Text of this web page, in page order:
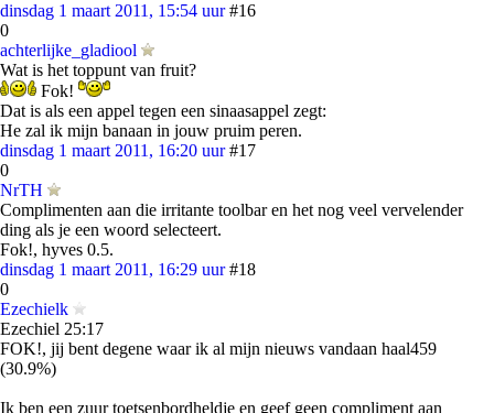
dinsdag 1 maart 2011, 15:54 uur #16
0
achterlijke_gladiool
Wat is het toppunt van fruit?
Fok!
Dat is als een appel tegen een sinaasappel zegt:
He zal ik mijn banaan in jouw pruim peren.
dinsdag 1 maart 2011, 16:20 uur #17
0
NrTH
Complimenten aan die irritante toolbar en het nog veel vervelender
ding als je een woord selecteert.
Fok!, hyves 0.5.
dinsdag 1 maart 2011, 16:29 uur #18
0
Ezechielk
Ezechiel 25:17
FOK!, jij bent degene waar ik al mijn nieuws vandaan haal459
(30.9%)
Ik ben een zuur toetsenbordheldje en geef geen compliment aan